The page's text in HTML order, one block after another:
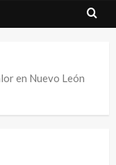
en Nuevo León